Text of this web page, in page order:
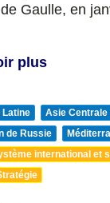
Gaulle, en
plus
Latine
Asie Centrale
de Russie
international et